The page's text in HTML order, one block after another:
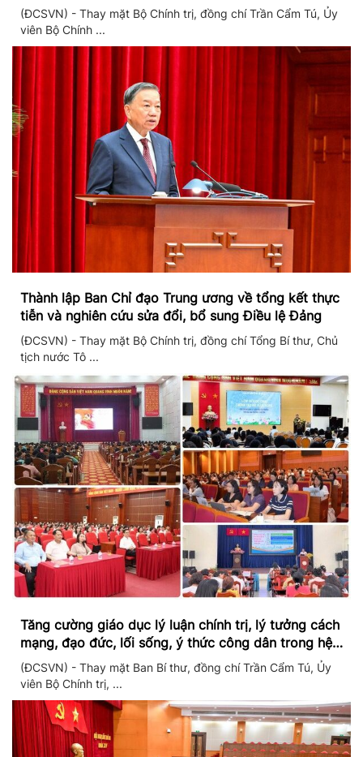
(ĐCSVN) - Thay mặt Bộ Chính trị, đồng chí Trần Cẩm Tú, Ủy
viên Bộ Chính ...
Thành lập Ban Chỉ đạo Trung ương về tổng kết thực
tiễn và nghiên cứu sửa đổi, bổ sung Điều lệ Đảng
(ĐCSVN) - Thay mặt Bộ Chính trị, đồng chí Tổng Bí thư, Chủ
tịch nước Tô ...
Tăng cường giáo dục lý luận chính trị, lý tưởng cách
mạng, đạo đức, lối sống, ý thức công dân trong hệ
thống giáo dục quốc dân
(ĐCSVN) - Thay mặt Ban Bí thư, đồng chí Trần Cẩm Tú, Ủy
viên Bộ Chính trị, ...